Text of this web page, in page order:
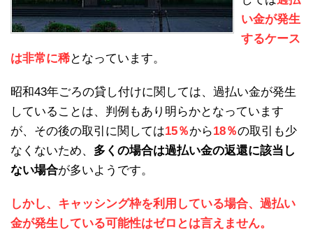
い金が発生
するケース
は非常に稀となっています。
昭和43年ごろの貸し付けに関しては、過払い金が発生
していることは、判例もあり明らかとなっています
が、その後の取引に関しては15％から18％の取引も少
なくないため、 多くの場合は過払い金の返還に該当し
ない場合が多いようです。
しかし、キャッシング枠を利用している場合、過払い
金が発生している可能性はゼロとは言えません。